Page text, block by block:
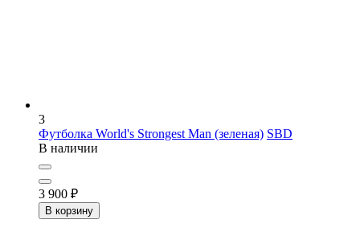
3
Футболка World's Strongest Man (зеленая) SBD
В наличии
3 900 ₽
В корзину